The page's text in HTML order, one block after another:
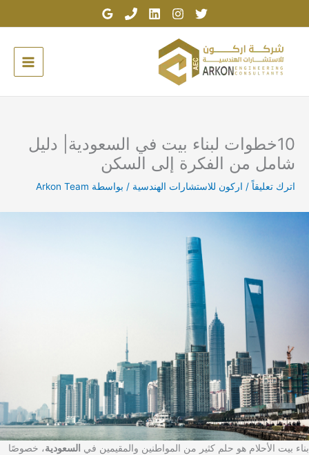
10خطوات لبناء بيت في السعودية| دليل
شامل من الفكرة إلى السكن
اترك تعليقاً / اركون للاستشارات الهندسية / بواسطة Arkon Team
بناء بيت الأحلام هو حلم كثير من المواطنين والمقيمين في السعودية، خصوصًا